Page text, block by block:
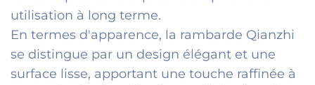
utilisation à long terme.
En termes d'apparence, la rambarde Qianzhi
se distingue par un design élégant et une
surface lisse, apportant une touche raffinée à